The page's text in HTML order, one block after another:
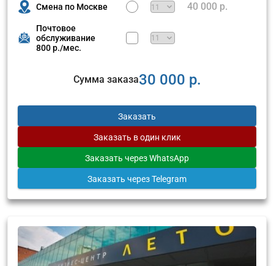
Смена по Москве 40 000 р.
Почтовое
обслуживание
800 р./мес.
Сумма заказа30 000 р.
Заказать
Заказать в один клик
Заказать через WhatsApp
Заказать через Telegram